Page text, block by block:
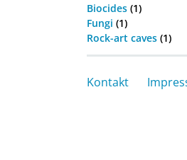
Biocides (1)
Fungi (1)
Rock-art caves (1)
Kontakt